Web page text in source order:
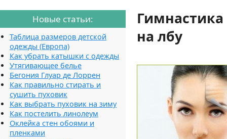
на лбу
Новые статьи:
Таблица размеров детской
одежды (Европа)
Как убрать катышки с одежды
Утягивающее белье
Бегония Глуар де Лоррен
Как правильно стирать и
сушить пуховик
Как выбрать пуховик на зиму
Как постелить линолеум
Оклейка стен обоями и
пленками